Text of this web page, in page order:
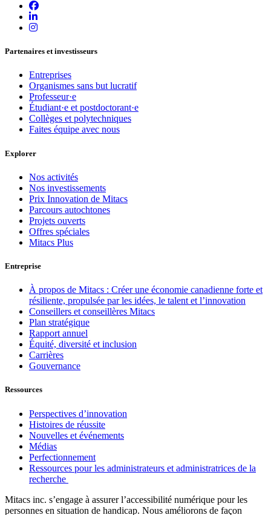
Partenaires et investisseurs
Entreprises
Organismes sans but lucratif
Professeur·e
Étudiant·e et postdoctorant·e
Collèges et polytechniques
Faites équipe avec nous
Explorer
Nos activités
Nos investissements
Prix Innovation de Mitacs
Parcours autochtones
Projets ouverts
Offres spéciales
Mitacs Plus
Entreprise
À propos de Mitacs : Créer une économie canadienne forte et
résiliente, propulsée par les idées, le talent et l’innovation
Conseillers et conseillères Mitacs
Plan stratégique
Rapport annuel
Équité, diversité et inclusion
Carrières
Gouvernance
Ressources
Perspectives d’innovation
Histoires de réussite
Nouvelles et événements
Médias
Perfectionnement
Ressources pour les administrateurs et administratrices de la
recherche
Mitacs inc. s’engage à assurer l’accessibilité numérique pour les
personnes en situation de handicap. Nous améliorons de façon